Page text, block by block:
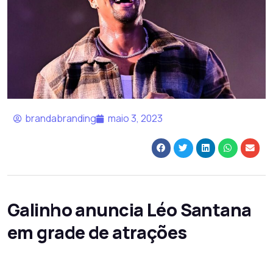
brandabranding maio 3, 2023
Galinho anuncia Léo Santana
em grade de atrações